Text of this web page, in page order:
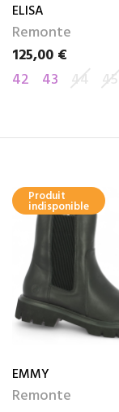
ELISA
Remonte
Prix
125,00 €
42
43 44 45
Produit
indisponible
EMMY
Remonte